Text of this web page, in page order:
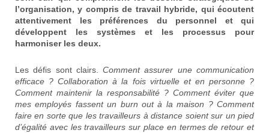
l’organisation, y compris de travail hybride, qui écoutent
attentivement les préférences du personnel et qui
développent les systèmes et les processus pour
harmoniser les deux.
Les défis sont clairs.Comment assurer une communication
efficace ? Collaboration à la fois virtuelle et en personne ?
Comment maintenir la responsabilité ? Comment éviter que
mes employés fassent un burn out à la maison ? Comment
faire en sorte que les travailleurs à distance soient sur un pied
d’égalité avec les travailleurs sur place en termes de retour et